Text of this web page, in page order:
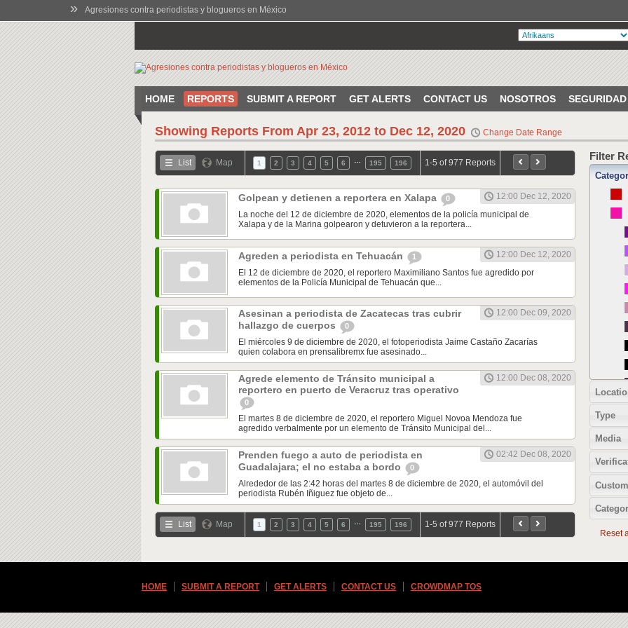
» Agresiones contra periodistas y blogueros en México
HOME REPORTS SUBMIT A REPORT GET ALERTS CONTACT US NOSOTROS SEGURIDAD
Showing Reports From Apr 23, 2012 to Dec 12, 2020 Change Date Range
List Map 1 2 3 4 5 6 195 196 1-5 of 977 Reports
Golpean y detienen a reportera en Xalapa 0
12:00 Dec 12, 2020
La noche del 12 de diciembre de 2020, elementos de la policía municipal de
Xalapa y de la Marina golpearon y detuvieron a la reportera...
Agreden a periodista en Tehuacán 1
12:00 Dec 12, 2020
El 12 de diciembre de 2020, el reportero Maximiliano Santos fue agredido por
elementos de la Policía Municipal de Tehuacán que...
Asesinan a periodista de Zacatecas tras cubrir
hallazgo de cuerpos
0
12:00 Dec 09, 2020
El miércoles 9 de diciembre de 2020, el fotoperiodista Jaime Castaño Zacarías
quien colabora en prensalibremx fue asesinado...
Agrede elemento de Tránsito municipal a
reportero en puerto de Veracruz tras operativo
0
12:00 Dec 08, 2020
El martes 8 de diciembre de 2020, el reportero Miguel Novoa Mendoza fue
agredido verbalmente por un elemento de Tránsito Municipal del...
Prenden fuego a auto de periodista en
Guadalajara; el no estaba a bordo
0
02:42 Dec 08, 2020
Alrededor de las 2:42 horas del martes 8 de diciembre de 2020, el automóvil del
periodista Rubén Iñiguez fue objeto de...
List Map 1 2 3 4 5 6 195 196 1-5 of 977 Reports
Filter
Type
Media
Reset
HOME SUBMIT A REPORT GET ALERTS CONTACT US CROWDMAP TOS